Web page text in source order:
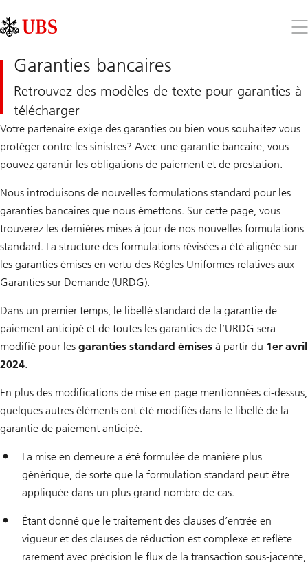
Links
Area
le
Garanties bancaires
Retrouvez des modèles de texte pour garanties à
télécharger
Votre partenaire exige des garanties ou bien vous souhaitez vous
protéger contre les sinistres? Avec une garantie bancaire, vous
pouvez garantir les obligations de paiement et de prestation.
Nous introduisons de nouvelles formulations standard pour les
garanties bancaires que nous émettons. Sur cette page, vous
trouverez les dernières mises à jour de nos nouvelles formulations
standard. La structure des formulations révisées a été alignée sur
les garanties émises en vertu des Règles Uniformes relatives aux
Garanties sur Demande (URDG).
Dans un premier temps, le libellé standard de la garantie de
paiement anticipé et de toutes les garanties de l’URDG sera
modifié pour les garanties standard émises à partir du 1er avril
2024.
En plus des modifications de mise en page mentionnées ci-dessus,
quelques autres éléments ont été modifiés dans le libellé de la
garantie de paiement anticipé.
La mise en demeure a été formulée de manière plus
générique, de sorte que la formulation standard peut être
appliquée dans un plus grand nombre de cas.
Étant donné que le traitement des clauses d’entrée en
vigueur et des clauses de réduction est complexe et reflète
rarement avec précision le flux de la transaction sous-jacente,